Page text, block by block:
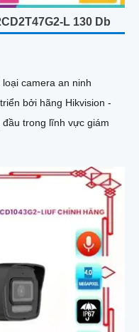
L 130 Db
camera an ninh
bởi hãng Hikvision -
trong lĩnh vực giám